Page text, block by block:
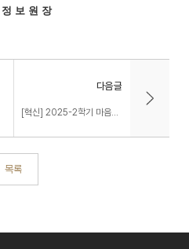
보 원 장
다음글
[혁신] 2025-2학기 마음호흡산책 챌린지 비교과 수강인원 모집
목록